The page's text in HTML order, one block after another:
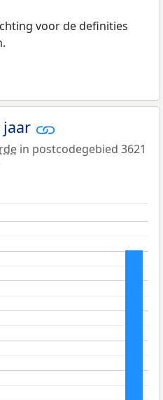
voor de definities
in postcodegebied 3621